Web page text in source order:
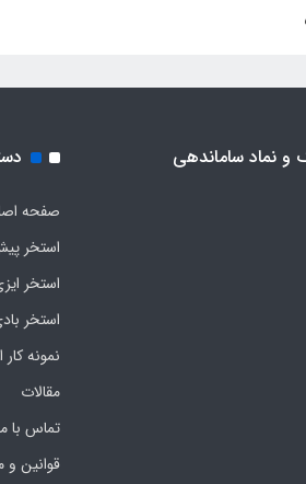
و نماد ساماندهی
صفحه
استخر
استخر
استخر
نمونه
مقالات
تماس با
قوانین و